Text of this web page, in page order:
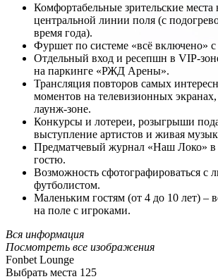
Комфортабельные зрительские места
центральной линии поля (с
время года).
Фуршет по системе «всё включено»
Отдельный вход и ресепшн в VIP-
на паркинге «РЖД Арены».
Трансляция повторов самых
моментов на телевизионных
лаунж-зоне.
Конкурсы и лотереи, розыгрыши
выступление артистов и живая
Предматчевый журнал «Наш Локо» в
гостю.
Возможность сфотографироваться с
футболистом.
Маленьким гостям (от 4 до 10 лет) –
на поле с игроками.
Вся информация
Посмотреть все изображения
Fonbet Lounge
Выбрать места 125